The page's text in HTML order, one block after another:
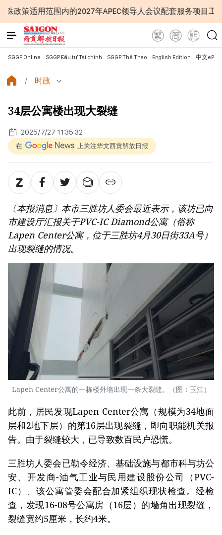
内的2027年APEC领导人会议配套服务项目工程认定标准
SGGP Online SGGP Đầu tư Tài chính SGGP Thể Thao English Edition 中文
时政
34层公寓楼出现大裂缝
2025/7/27 11:35:32
在 上关注华文西贡解放日报
〔本报消息〕本市三胜坊人委会最近表示，该坊已向
市建设厅汇报关于PVC-IC Diamond公寓（俗称
Lapen Center公寓，位于三胜坊4月30日街33A号）
出现裂缝的情况。
Lapen Center公寓的一栋楼外墙出现一条大裂缝。（图：玉江）
此前，居民发现Lapen Center公寓（规模为34地面
层和2地下层）的第16层出现裂缝，即向职能机关报
告。由于裂缝较大，已导致数百民户恐慌。
三胜坊人委会已勒令经济、基础设施与都市科与坊公
安、开发商-油气工业与民用建设股份公司（PVC-
IC）、该公寓管委会配合加紧组织现状检查。经检
查，发现16-08号公寓房（16层）的墙角出现裂缝，
裂缝宽约5厘米，长约4米。